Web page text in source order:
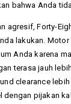
bahwa Anda
agresif, Forty-
lakukan.
Anda karena
terasa jauh
clearance
dengan pijakan